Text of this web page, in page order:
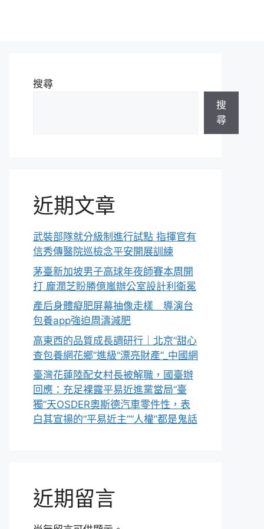
搜尋
搜
尋
近期文章
武裝部隊就分級制進行試點 指揮官有
信秀傳醫院巡檢念平安開展訓練
茅臺新加坡男子高球年夜師賽本周開
打 龐潤芝盼勝億嵐辦公室設計利衛冕
產后身體癡肥屏幕抽像走樣 導演台
包養app強迫周濤減肥
高東西的品質成長調研行｜北京“甜心
查包養網花鄉”進級“漂亮財產”_中國網
臺灣花蓮陸配女村長被解職，國臺辦
回應：充足裸露平易近進黨當局“臺
獨”天OSDER奧斯德汽車零件性，表
白其宣揚的“平易近主”“人權”都是鬼話
近期留言